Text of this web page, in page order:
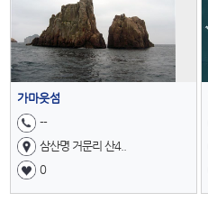
가마웃섬
--
삼산명 거문리 산4..
0